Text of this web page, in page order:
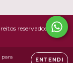
para
ENTENDI
reservados.